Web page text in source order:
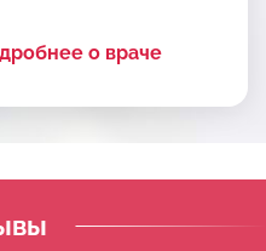
о враче